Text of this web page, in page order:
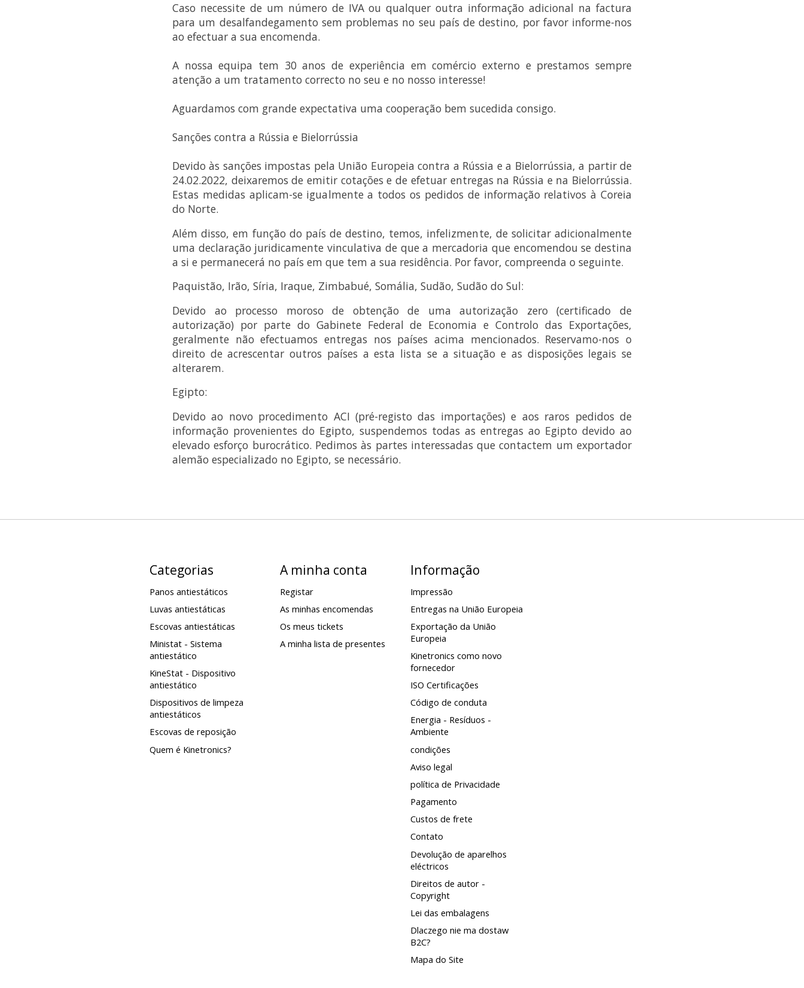
Caso necessite de um número de IVA ou qualquer outra informação adicional na factura
para um desalfandegamento sem problemas no seu país de destino, por favor informe-nos
ao efectuar a sua encomenda.
A nossa equipa tem 30 anos de experiência em comércio externo e prestamos sempre
atenção a um tratamento correcto no seu e no nosso interesse!
Aguardamos com grande expectativa uma cooperação bem sucedida consigo.
Sanções contra a Rússia e Bielorrússia
Devido às sanções impostas pela União Europeia contra a Rússia e a Bielorrússia, a partir de
24.02.2022, deixaremos de emitir cotações e de efetuar entregas na Rússia e na Bielorrússia.
Estas medidas aplicam-se igualmente a todos os pedidos de informação relativos à Coreia
do Norte.
Além disso, em função do país de destino, temos, infelizmente, de solicitar adicionalmente
uma declaração juridicamente vinculativa de que a mercadoria que encomendou se destina
a si e permanecerá no país em que tem a sua residência. Por favor, compreenda o seguinte.
Paquistão, Irão, Síria, Iraque, Zimbabué, Somália, Sudão, Sudão do Sul:
Devido ao processo moroso de obtenção de uma autorização zero (certificado de
autorização) por parte do Gabinete Federal de Economia e Controlo das Exportações,
geralmente não efectuamos entregas nos países acima mencionados. Reservamo-nos o
direito de acrescentar outros países a esta lista se a situação e as disposições legais se
alterarem.
Egipto:
Devido ao novo procedimento ACI (pré-registo das importações) e aos raros pedidos de
informação provenientes do Egipto, suspendemos todas as entregas ao Egipto devido ao
elevado esforço burocrático. Pedimos às partes interessadas que contactem um exportador
alemão especializado no Egipto, se necessário.
Categorias
Panos antiestáticos
Luvas antiestáticas
Escovas antiestáticas
Ministat - Sistema
antiestático
KineStat - Dispositivo
antiestático
Dispositivos de limpeza
antiestáticos
Escovas de reposição
Quem é Kinetronics?
A minha conta
Registar
As minhas encomendas
Os meus tickets
A minha lista de presentes
Informação
Impressão
Entregas na União Europeia
Exportação da União
Europeia
Kinetronics como novo
fornecedor
ISO Certificações
Código de conduta
Energia - Resíduos -
Ambiente
condições
Aviso legal
política de Privacidade
Pagamento
Custos de frete
Contato
Devolução de aparelhos
eléctricos
Direitos de autor -
Copyright
Lei das embalagens
Dlaczego nie ma dostaw
B2C?
Mapa do Site